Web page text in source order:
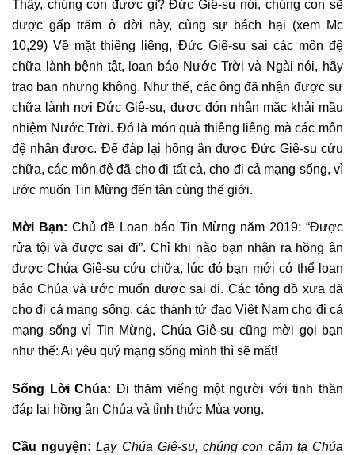
Thầy, chúng con được gì? Đức Giê-su nói, chúng con sẽ
được gấp trăm ở đời này, cùng sự bách hại (xem Mc
10,29) Về mặt thiêng liêng, Đức Giê-su sai các môn đệ
chữa lành bệnh tật, loan báo Nước Trời và Ngài nói, hãy
trao ban nhưng không. Như thế, các ông đã nhận được sự
chữa lành nơi Đức Giê-su, được đón nhận mặc khải mầu
nhiệm Nước Trời. Đó là món quà thiêng liêng mà các môn
đệ nhận được. Để đáp lại hồng ân được Đức Giê-su cứu
chữa, các môn đệ đã cho đi tất cả, cho đi cả mạng sống, vì
ước muốn Tin Mừng đến tận cùng thế giới.
Mời Bạn: Chủ đề Loan báo Tin Mừng năm 2019: “Được
rửa tội và được sai đi”. Chỉ khi nào bạn nhận ra hồng ân
được Chúa Giê-su cứu chữa, lúc đó bạn mới có thể loan
báo Chúa và ước muốn được sai đi. Các tông đồ xưa đã
cho đi cả mạng sống, các thánh tử đạo Việt Nam cho đi cả
mạng sống vì Tin Mừng, Chúa Giê-su cũng mời gọi bạn
như thế: Ai yêu quý mạng sống mình thì sẽ mất!
Sống Lời Chúa: Đi thăm viếng một người với tinh thần
đáp lại hồng ân Chúa và tỉnh thức Mùa vong.
Cầu nguyện: Lạy Chúa Giê-su, chúng con cảm tạ Chúa